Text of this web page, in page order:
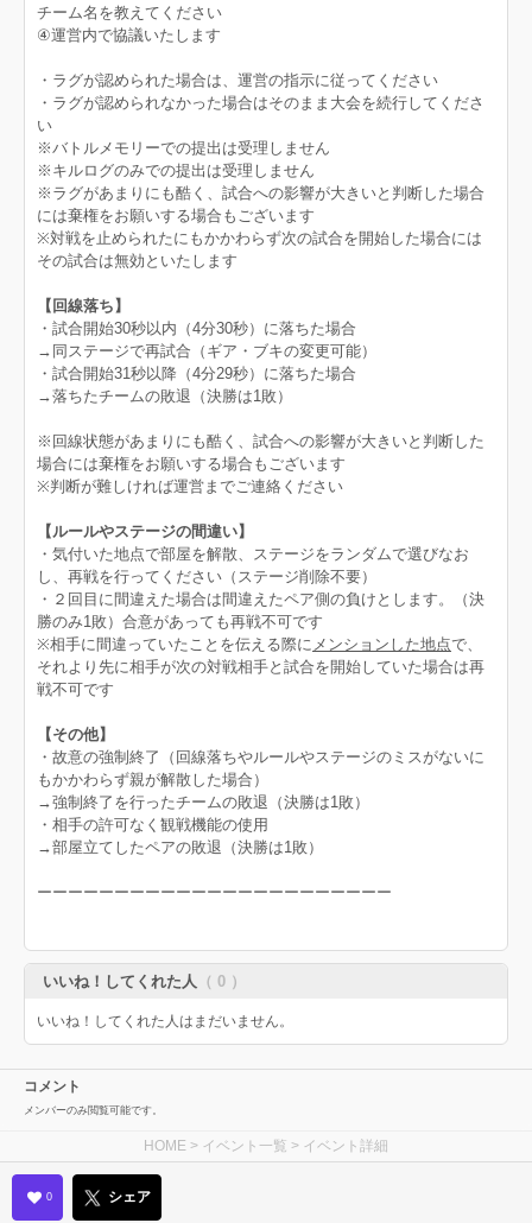
チーム名を教えてください
④運営内で協議いたします
・ラグが認められた場合は、運営の指示に従ってください
・ラグが認められなかった場合はそのまま大会を続行してくださ
い
※バトルメモリーでの提出は受理しません
※キルログのみでの提出は受理しません
※ラグがあまりにも酷く、試合への影響が大きいと判断した場合
には棄権をお願いする場合もございます
※対戦を止められたにもかかわらず次の試合を開始した場合には
その試合は無効といたします
【回線落ち】
・試合開始30秒以内（4分30秒）に落ちた場合
→同ステージで再試合（ギア・ブキの変更可能）
・試合開始31秒以降（4分29秒）に落ちた場合
→落ちたチームの敗退（決勝は1敗）
※回線状態があまりにも酷く、試合への影響が大きいと判断した
場合には棄権をお願いする場合もございます
※判断が難しければ運営までご連絡ください
【ルールやステージの間違い】
・気付いた地点で部屋を解散、ステージをランダムで選びなお
し、再戦を行ってください（ステージ削除不要）
・２回目に間違えた場合は間違えたペア側の負けとします。（決
勝のみ1敗）合意があっても再戦不可です
※相手に間違っていたことを伝える際に メンションした地点で、
それより先に相手が次の対戦相手と試合を開始していた場合は再
戦不可です
【その他】
・故意の強制終了（回線落ちやルールやステージのミスがないに
もかかわらず親が解散した場合）
→強制終了を行ったチームの敗退（決勝は1敗）
・相手の許可なく観戦機能の使用
→部屋立てしたペアの敗退（決勝は1敗）
ーーーーーーーーーーーーーーーーーーーーーーー
いいね！してくれた人 （ 0 ）
いいね！してくれた人はまだいません。
コメント
メンバーのみ閲覧可能です。
HOME > イベント一覧 > イベント詳細
0 シェア